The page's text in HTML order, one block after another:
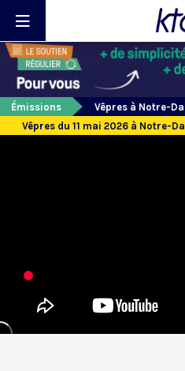
Émissions
Vêpres à Notre-
Vêpres du 11 mai 2026 à Notre-